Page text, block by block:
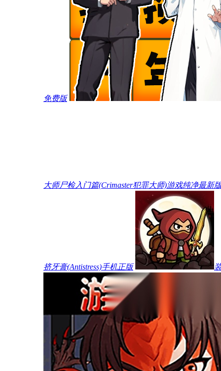
免费版
大师尸检入门篇(Crimaster犯罪大师)游戏纯净最新
挤牙膏(Antistress)手机正版